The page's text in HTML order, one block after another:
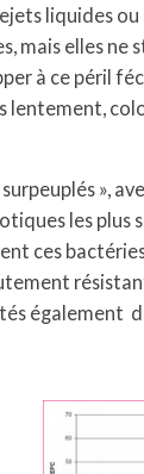
liquides
mais elles ne
à ce péril
lentement,
»,
les plus
ces
également